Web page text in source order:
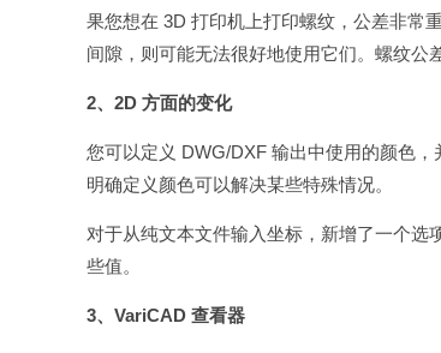
果您想在 3D 打印机上打印螺纹，公差非常
间隙，则可能无法很好地使用它们。螺纹公
2、2D 方面的变化
您可以定义 DWG/DXF 输出中使用的颜色
明确定义颜色可以解决某些特殊情况。
对于从纯文本文件输入坐标，新增了一个选
些值。
3、VariCAD 查看器